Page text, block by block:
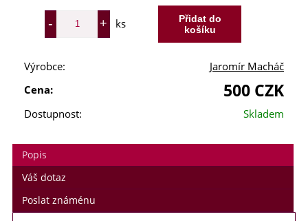
ks
Výrobce:
Jaromír Macháč
Cena:
500 CZK
Dostupnost: Skladem
Popis
Váš dotaz
Poslat známénu